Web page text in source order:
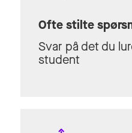
Ofte stilte
Svar på det du
student